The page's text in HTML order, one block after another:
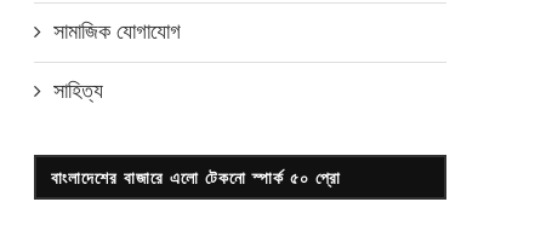
সামাজিক যোগাযোগ
সাহিত্য
বাংলাদেশের বাজারে এলো টেকনো স্পার্ক ৫০ প্রো